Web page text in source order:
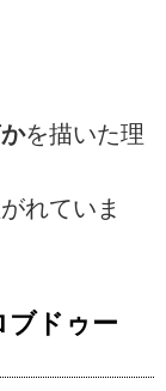
を描いた理
れていま
ブドゥー